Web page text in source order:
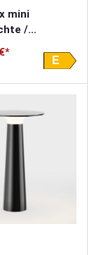
mini
/
- mit
E